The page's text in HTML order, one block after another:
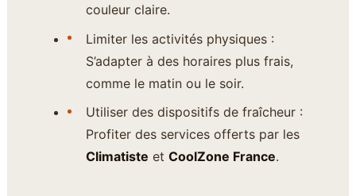
couleur claire.
Limiter les activités physiques :
S’adapter à des horaires plus frais,
comme le matin ou le soir.
Utiliser des dispositifs de fraîcheur :
Profiter des services offerts par les
Climatiste et CoolZone France.